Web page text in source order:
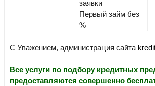
заявки
Первый займ без
%
С Уважением, администрация сайта
Все услуги по подбору кредитных
предоставляются совершенно